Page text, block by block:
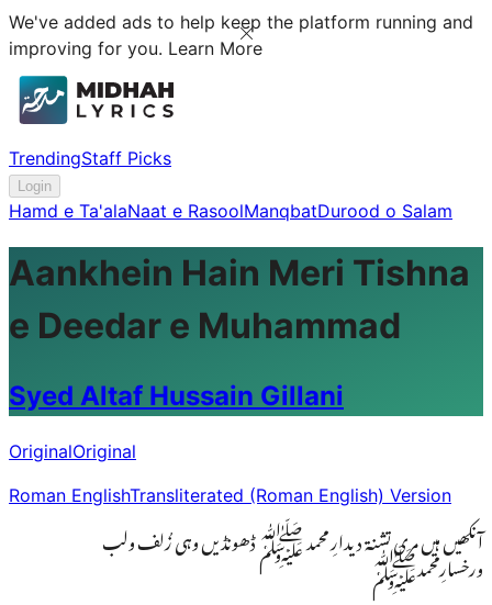
We've added ads to help keep the platform running and
improving for you. Learn More
TrendingStaff Picks
Login
Hamd e Ta'alaNaat e RasoolManqbatDurood o Salam
Aankhein Hain Meri Tishna
e Deedar e Muhammad
Syed Altaf Hussain Gillani
OriginalOriginal
Roman EnglishTransliterated (Roman English) Version
آنکھیں ہیں مری تشنۃ دیدارِ محمد ﷺ ڈھونڈیں وہی زُلف ولب
ورخسارِمحمدﷺ